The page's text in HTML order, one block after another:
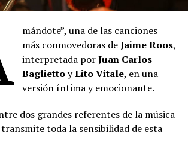
mándote”, una de las canciones
más conmovedoras deJaime Roos,
interpretada porJuan Carlos
BagliettoyLito Vitale, en una
versión íntima y emocionante.
dos grandes referentes de la música
toda la sensibilidad de esta